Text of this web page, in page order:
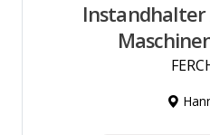
Instandhalter